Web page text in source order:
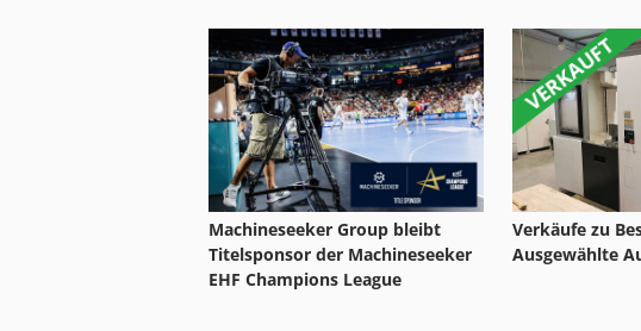
Machineseeker Group bleibt
Titelsponsor der Machineseeker
EHF Champions League
Verkäufe zu
Ausgewählte